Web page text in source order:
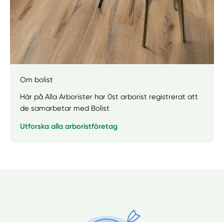
Manuellt
Om bolist
Här på Alla Arborister har 0st arborist registrerat att
de samarbetar med Bolist
Utforska alla arboristföretag